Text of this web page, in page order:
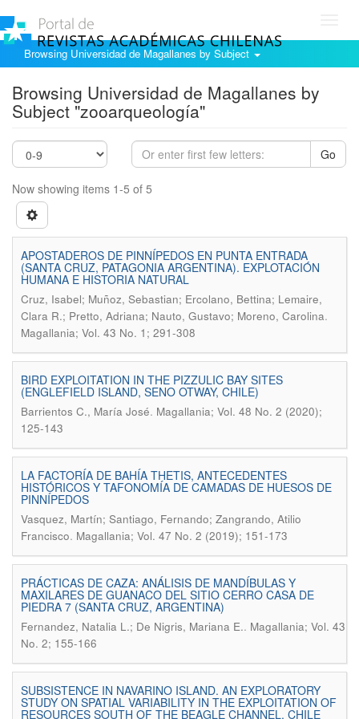
Browsing Universidad de Magallanes by Subject
Browsing Universidad de Magallanes by
Subject "zooarqueología"
Go
Now showing items 1-5 of 5
APOSTADEROS DE PINNÍPEDOS EN PUNTA ENTRADA
(SANTA CRUZ, PATAGONIA ARGENTINA). EXPLOTACIÓN
HUMANA E HISTORIA NATURAL
Cruz, Isabel; Muñoz, Sebastian; Ercolano, Bettina; Lemaire,
Clara R.; Pretto, Adriana; Nauto, Gustavo; Moreno, Carolina.
Magallania; Vol. 43 No. 1; 291-308
BIRD EXPLOITATION IN THE PIZZULIC BAY SITES
(ENGLEFIELD ISLAND, SENO OTWAY, CHILE)
Barrientos C., María José. Magallania; Vol. 48 No. 2 (2020);
125-143
LA FACTORÍA DE BAHÍA THETIS, ANTECEDENTES
HISTÓRICOS Y TAFONOMÍA DE CAMADAS DE HUESOS DE
PINNÍPEDOS
Vasquez, Martín; Santiago, Fernando; Zangrando, Atilio
Francisco. Magallania; Vol. 47 No. 2 (2019); 151-173
PRÁCTICAS DE CAZA: ANÁLISIS DE MANDÍBULAS Y
MAXILARES DE GUANACO DEL SITIO CERRO CASA DE
PIEDRA 7 (SANTA CRUZ, ARGENTINA)
Fernandez, Natalia L.; De Nigris, Mariana E.. Magallania; Vol. 43
No. 2; 155-166
SUBSISTENCE IN NAVARINO ISLAND. AN EXPLORATORY
STUDY ON SPATIAL VARIABILITY IN THE EXPLOITATION OF
RESOURCES SOUTH OF THE BEAGLE CHANNEL, CHILE